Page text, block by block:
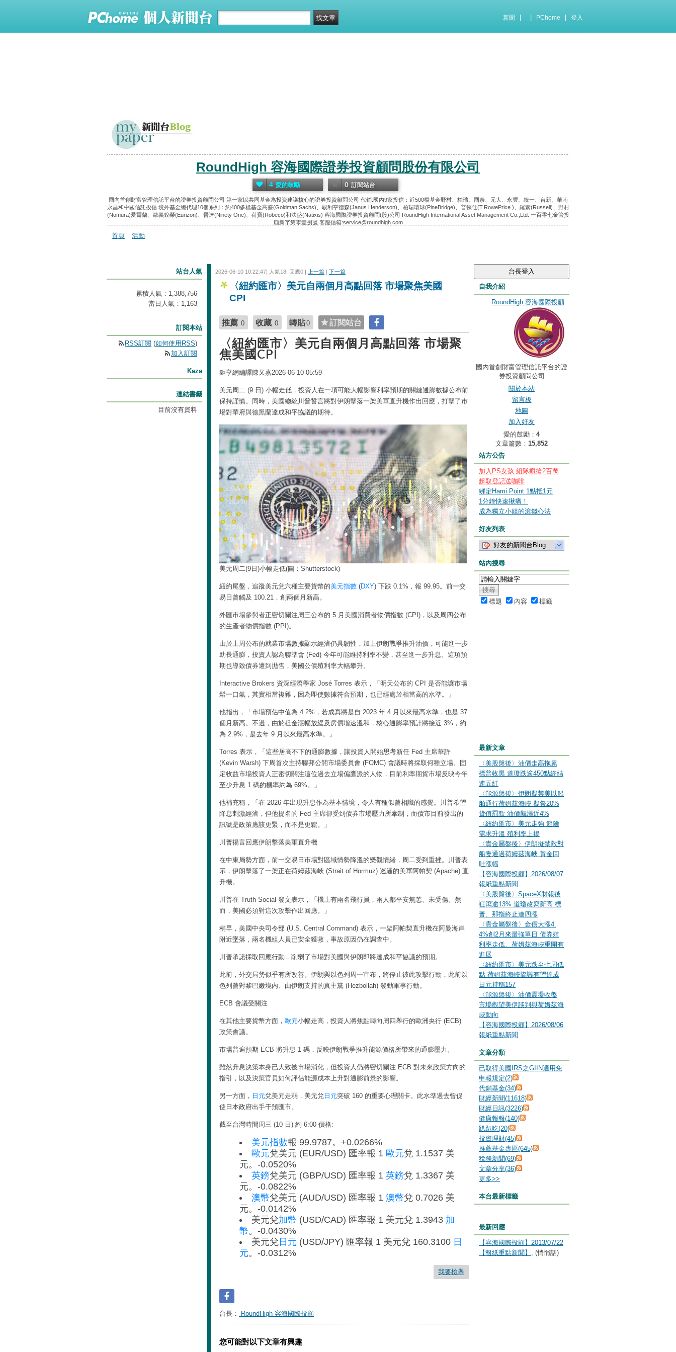
新聞 PChome 登入
RoundHigh 容海國際證券投資顧問股份有限公司
國內首創財富管理信託平台的證券投資顧問公司 第一家以共同基金為投資建議核心的證券投資顧問公司 代銷:國內9家投信：近500檔基金野村、柏瑞、國泰、元大、永豐、統一、台新、華南
永昌和中國信託投信 境外基金總代理10個系列：約400多檔基金高盛(Goldman Sachs)、駿利亨德森(Janus Henderson)、柏瑞環球(PineBridge)、普徠仕(T.RowePrice )、羅素(Russell)、野村
(Nomura)愛爾蘭、歐義銳榮(Eurizon)、晉達(Ninety One)、荷寶(Robeco)和法盛(Natixis) 容海國際證券投資顧問(股)公司 RoundHigh International Asset Management Co.,Ltd. 一百零七金管投
顧新字第零壹捌號 客服信箱:service@roundhigh.com
4 愛的鼓勵 0 訂閱站台
首頁 活動
2026-06-10 10:22:47| 人氣18| 回應0 | 上一篇 | 下一篇
〈紐約匯市〉美元自兩個月高點回落 市場聚焦美國
CPI
推薦 0 收藏 0 轉貼0 訂閱站台
〈紐約匯市〉美元自兩個月高點回落 市場聚
焦美國CPI
鉅亨網編譯陳又嘉2026-06-10 05:59
美元周二 (9 日) 小幅走低，投資人在一項可能大幅影響利率預期的關鍵通膨數據公布前
保持謹慎。同時，美國總統川普誓言將對伊朗擊落一架美軍直升機作出回應，打擊了市
場對華府與德黑蘭達成和平協議的期待。
美元周二(9日)小幅走低(圖：Shutterstock)
紐約尾盤，追蹤美元兌六種主要貨幣的美元指數 (DXY) 下跌 0.1%，報 99.95。前一交
易日曾觸及 100.21，創兩個月新高。
外匯市場參與者正密切關注周三公布的 5 月美國消費者物價指數 (CPI)，以及周四公布
的生產者物價指數 (PPI)。
由於上周公布的就業市場數據顯示經濟仍具韌性，加上伊朗戰爭推升油價，可能進一步
助長通膨，投資人認為聯準會 (Fed) 今年可能維持利率不變，甚至進一步升息。這項預
期也導致債券遭到拋售，美國公債殖利率大幅攀升。
Interactive Brokers 資深經濟學家 José Torres 表示，「明天公布的 CPI 是否能讓市場
鬆一口氣，其實相當複雜，因為即使數據符合預期，也已經處於相當高的水準。」
他指出，「市場預估中值為 4.2%，若成真將是自 2023 年 4 月以來最高水準，也是 37
個月新高。不過，由於租金漲幅放緩及房價增速溫和，核心通膨率預計將接近 3%，約
為 2.9%，是去年 9 月以來最高水準。」
Torres 表示，「這些居高不下的通膨數據，讓投資人開始思考新任 Fed 主席華許
(Kevin Warsh) 下周首次主持聯邦公開市場委員會 (FOMC) 會議時將採取何種立場。固
定收益市場投資人正密切關注這位過去立場偏鷹派的人物，目前利率期貨市場反映今年
至少升息 1 碼的機率約為 69%。」
他補充稱，「在 2026 年出現升息作為基本情境，令人有種似曾相識的感覺。川普希望
降息刺激經濟，但他提名的 Fed 主席卻受到債券市場壓力所牽制，而債市目前發出的
訊號是政策應該更緊，而不是更鬆。」
川普揚言回應伊朗擊落美軍直升機
在中東局勢方面，前一交易日市場對區域情勢降溫的樂觀情緒，周二受到重挫。川普表
示，伊朗擊落了一架正在荷姆茲海峽 (Strait of Hormuz) 巡邏的美軍阿帕契 (Apache) 直
升機。
川普在 Truth Social 發文表示，「機上有兩名飛行員，兩人都平安無恙、未受傷。然
而，美國必須對這次攻擊作出回應。」
稍早，美國中央司令部 (U.S. Central Command) 表示，一架阿帕契直升機在阿曼海岸
附近墜落，兩名機組人員已安全獲救，事故原因仍在調查中。
川普承諾採取回應行動，削弱了市場對美國與伊朗即將達成和平協議的預期。
此前，外交局勢似乎有所改善。伊朗與以色列周一宣布，將停止彼此攻擊行動，此前以
色列曾對黎巴嫩境內、由伊朗支持的真主黨 (Hezbollah) 發動軍事行動。
ECB 會議受關注
在其他主要貨幣方面， 歐元小幅走高，投資人將焦點轉向周四舉行的歐洲央行 (ECB)
政策會議。
市場普遍預期 ECB 將升息 1 碼，反映伊朗戰爭推升能源價格所帶來的通膨壓力。
雖然升息決策本身已大致被市場消化，但投資人仍將密切關注 ECB 對未來政策方向的
指引，以及決策官員如何評估能源成本上升對通膨前景的影響。
另一方面， 日元兌美元走弱，美元兌 日元突破 160 的重要心理關卡。此水準過去曾促
使日本政府出手干預匯市。
截至台灣時間周三 (10 日) 約 6:00 價格:
美元指數報 99.9787。+0.0266%
歐元兌美元 (EUR/USD) 匯率報 1 歐元兌 1.1537 美
元。-0.0520%
英鎊兌美元 (GBP/USD) 匯率報 1英鎊兌 1.3367 美
元。-0.0822%
澳幣兌美元 (AUD/USD) 匯率報 1澳幣兌 0.7026 美
元。-0.0142%
美元兌加幣 (USD/CAD) 匯率報 1 美元兌 1.3943 加
幣。-0.0430%
美元兌 日元 (USD/JPY) 匯率報 1 美元兌 160.3100 日
元。-0.0312%
我要檢舉
台長： RoundHigh 容海國際投顧
您可能對以下文章有興趣
自我介紹
RoundHigh 容海國際投顧
國內首創財富管理信託平台的證
券投資顧問公司
關於本站
留言板
地圖
加入好友
愛的鼓勵： 4
文章篇數： 15,852
站方公告
加入PS女孩 組隊瘋搶2百萬
超取登記送咖啡
綁定Hami Point 1點抵1元
1分鐘快速揪痛！
成為獨立小姐的滾錢心法
好友列表
好友的新聞台Blog
站內搜尋
標題 內容 標籤
最新文章
〈美股盤後〉油價走高拖累
標普收黑 道瓊跌逾450點終結
連五紅
〈能源盤後〉伊朗擬禁美以船
舶通行荷姆茲海峽 擬祭20%
貨值罰款 油價飆漲近4%
〈紐約匯市〉美元走強 避險
需求升溫 殖利率上揚
〈貴金屬盤後〉伊朗擬禁敵對
船隻通過荷姆茲海峽 黃金回
吐漲幅
【容海國際投顧】2026/08/07
報紙重點新聞
〈美股盤後〉SpaceX財報後
狂瀉逾13% 道瓊改寫新高 標
普、那指終止連四漲
〈貴金屬盤後〉金價大漲4.
4%創2月來最強單日 債券殖
利率走低、荷姆茲海峽重開有
進展
〈紐約匯市〉美元跌至七周低
點 荷姆茲海峽協議有望達成
日元持穩157
〈能源盤後〉油價震盪收盤
市場觀望美伊談判與荷姆茲海
峽動向
【容海國際投顧】2026/08/06
報紙重點新聞
文章分類
已取得美國IRS之GIIN適用免
申報規定(2)
代銷基金(34)
財經新聞(11618)
財經日訊(3226)
健康報報(140)
趴趴吃(20)
投資理財(45)
推薦基金專區(645)
稅務新聞(69)
文章分享(36)
更多>>
本台最新標籤
最新回應
【容海國際投顧】2013/07/22
【報紙重點新聞】 , (悄悄話)
站台人氣
累積人氣： 1,388,756
當日人氣： 1,163
訂閱本站
RSS訂閱 (如何使用RSS)
加入訂閱
Kaza
連結書籤
目前沒有資料